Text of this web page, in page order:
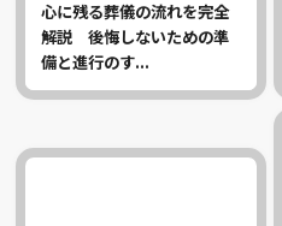
心に残る葬儀の流れを完全
解説 後悔しないための準
備と進行のす...